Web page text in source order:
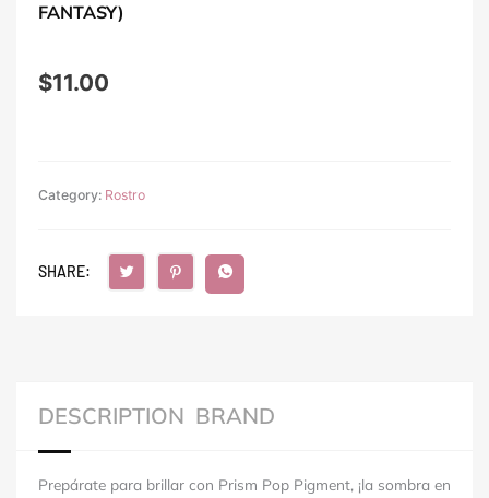
FANTASY)
$11.00
Category: Rostro
SHARE:
DESCRIPTION BRAND
Prepárate para brillar con Prism Pop Pigment, ¡la sombra en